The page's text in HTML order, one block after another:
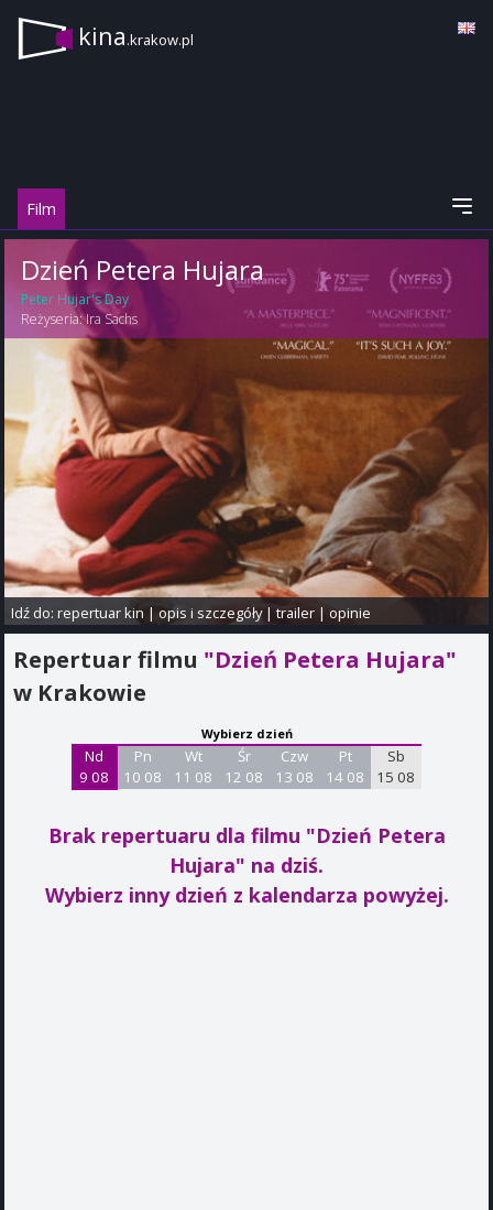
kina.krakow.pl
Film
Dzień Petera Hujara
Peter Hujar's Day
Reżyseria:Ira Sachs
Idź do:repertuar kin |opis i szczegóły|trailer |opinie
Repertuar filmu "Dzień Petera Hujara"
w Krakowie
Wybierz dzień
Nd
9 08
Pn
10 08
Wt
11 08
Śr
12 08
Czw
13 08
Pt
14 08
Sb
15 08
Brak repertuaru dla filmu "Dzień Petera
Hujara" na dziś.
Wybierz inny dzień z kalendarza powyżej.